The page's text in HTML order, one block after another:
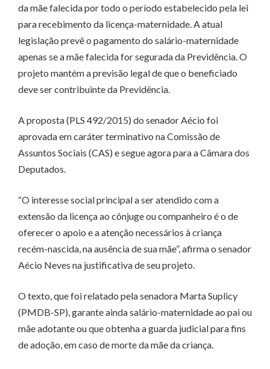
da mãe falecida por todo o período estabelecido pela lei
para recebimento da licença-maternidade. A atual
legislação prevê o pagamento do salário-maternidade
apenas se a mãe falecida for segurada da Previdência. O
projeto mantém a previsão legal de que o beneficiado
deve ser contribuinte da Previdência.
A proposta (PLS 492/2015) do senador Aécio foi
aprovada em caráter terminativo na Comissão de
Assuntos Sociais (CAS) e segue agora para a Câmara dos
Deputados.
“O interesse social principal a ser atendido com a
extensão da licença ao cônjuge ou companheiro é o de
oferecer o apoio e a atenção necessários à criança
recém-nascida, na ausência de sua mãe”, afirma o senador
Aécio Neves na justificativa de seu projeto.
O texto, que foi relatado pela senadora Marta Suplicy
(PMDB-SP), garante ainda salário-maternidade ao pai ou
mãe adotante ou que obtenha a guarda judicial para fins
de adoção, em caso de morte da mãe da criança.